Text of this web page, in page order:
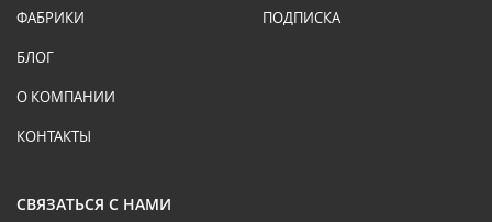
ФАБРИКИ
БЛОГ
О КОМПАНИИ
КОНТАКТЫ
ПОДПИСКА
СВЯЗАТЬСЯ С НАМИ